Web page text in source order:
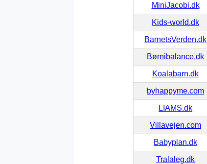
MiniJacobi.dk
Kids-world.dk
BarnetsVerden.dk
Børnibalance.dk
Koalabarn.dk
byhappyme.com
LIAMS.dk
Villavejen.com
Babyplan.dk
Tralaleg.dk